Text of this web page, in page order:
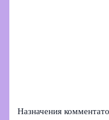
Назначения